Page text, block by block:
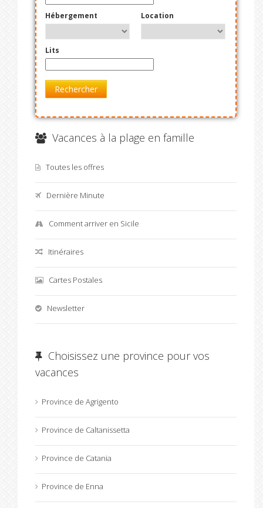
Hébergement Location
Lits
Rechercher
Vacances à la plage en famille
Toutes les offres
Dernière Minute
Comment arriver en Sicile
Itinéraires
Cartes Postales
Newsletter
Choisissez une province pour vos
vacances
Province de Agrigento
Province de Caltanissetta
Province de Catania
Province de Enna